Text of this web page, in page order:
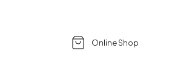
Online Shop